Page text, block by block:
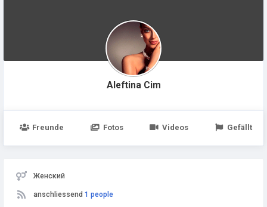
Aleftina Cim
Freunde Fotos Videos Gefällt
Женский
anschliessend 1 people